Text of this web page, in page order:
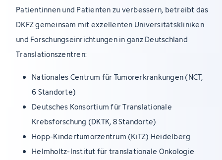
Patientinnen und Patienten zu verbessern, betreibt das
DKFZ gemeinsam mit exzellenten Universitätskliniken
und Forschungseinrichtungen in ganz Deutschland
Translationszentren:
Nationales Centrum für Tumorerkrankungen (NCT,
6 Standorte)
Deutsches Konsortium für Translationale
Krebsforschung (DKTK, 8 Standorte)
Hopp-Kindertumorzentrum (KiTZ) Heidelberg
Helmholtz-Institut für translationale Onkologie